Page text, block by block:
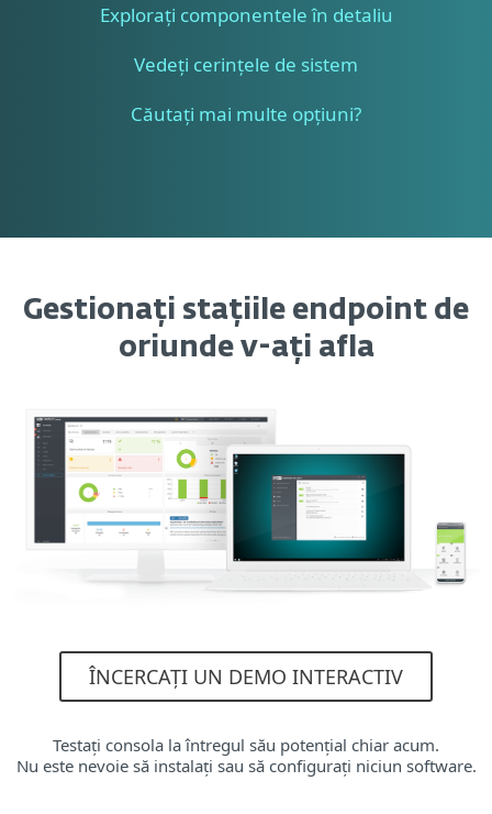
Explorați componentele în detaliu
Vedeți cerințele de sistem
Căutați mai multe opțiuni?
Gestionați stațiile endpoint de
oriunde v-ați afla
ÎNCERCAȚI UN DEMO INTERACTIV
Testați consola la întregul său potențial chiar acum.
Nu este nevoie să instalați sau să configurați niciun software.